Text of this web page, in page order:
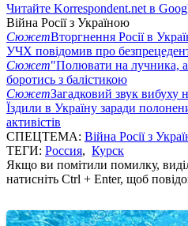
Читайте Korrespondent.net в
Війна Росії з Україною
СюжетВторгнення Росії в
УЧХ повідомив про
Сюжет"Полювати на лучника, а
боротись з балістикою
СюжетЗагадковий звук вибуху
Їздили в Україну заради
активістів
СПЕЦТЕМА: Війна Росії з
ТЕГИ: Россия, Курск
Якщо ви помітили помилку,
натисніть Ctrl + Enter, щоб